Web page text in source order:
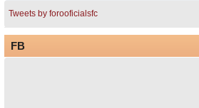
Tweets by forooficialsfc
FB